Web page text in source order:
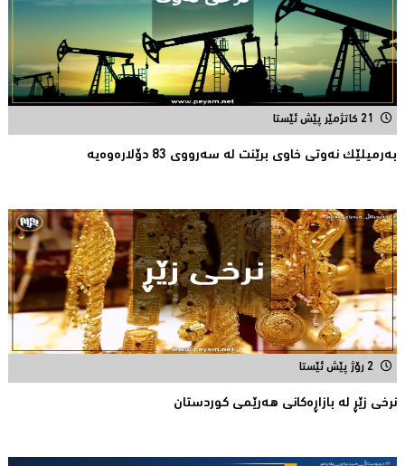
21 کاتژمێر پێش ئێستا
بەرمیلێک نەوتى خاوى برێنت لە سەرووى 83 دۆلارەوەیە
2 رۆژ پێش ئێستا
نرخی زێڕ له‌ بازاڕه‌كانی هه‌رێمی كوردستان